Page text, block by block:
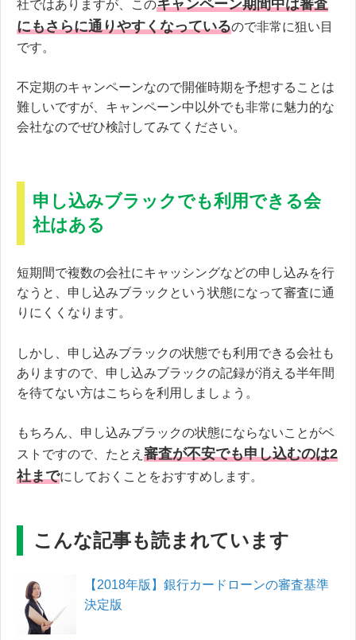
社ではありますが、このキャンペーン期間中は審査
にもさらに通りやすくなっているので非常に狙い目
です。
不定期のキャンペーンなので開催時期を予想することは
難しいですが、キャンペーン中以外でも非常に魅力的な
会社なのでぜひ検討してみてください。
申し込みブラックでも利用できる会
社はある
短期間で複数の会社にキャッシングなどの申し込みを行
なうと、申し込みブラックという状態になって審査に通
りにくくなります。
しかし、申し込みブラックの状態でも利用できる会社も
ありますので、申し込みブラックの記録が消える半年間
を待てない方はこちらを利用しましょう。
もちろん、申し込みブラックの状態にならないことがベ
ストですので、たとえ 審査が不安でも申し込むのは2
社までにしておくことをおすすめします。
こんな記事も読まれています
【2018年版】銀行カードローンの審査基準
決定版